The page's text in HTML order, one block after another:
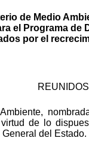
de Medio
el Programa
por el
REUNIDOS
de lo
del Estado.